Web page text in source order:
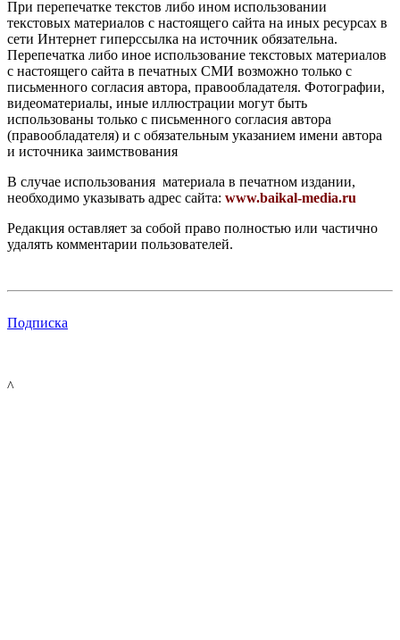
При перепечатке текстов либо ином использовании
текстовых материалов с настоящего сайта на иных ресурсах в
сети Интернет гиперссылка на источник обязательна.
Перепечатка либо иное использование текстовых материалов
с настоящего сайта в печатных СМИ возможно только с
письменного согласия автора, правообладателя. Фотографии,
видеоматериалы, иные иллюстрации могут быть
использованы только с письменного согласия автора
(правообладателя) и с обязательным указанием имени автора
и источника заимствования
В случае использования материала в печатном издании,
необходимо указывать адрес сайта: www.baikal-media.ru
Редакция оставляет за собой право полностью или частично
удалять комментарии пользователей.
Подписка
^